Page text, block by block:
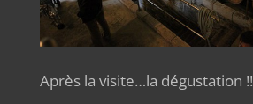
Après la visite…la dégustation !!